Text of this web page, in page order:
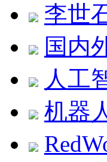
李世
国内
人工
机器